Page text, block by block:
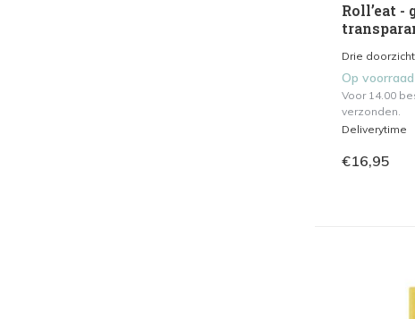
Roll’eat -
Drie
Op voorraad
Voor 14.00
verzonden.
Deliverytime
€16,95